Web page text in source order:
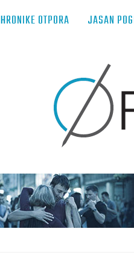
HRONIKE OTPORA JASAN